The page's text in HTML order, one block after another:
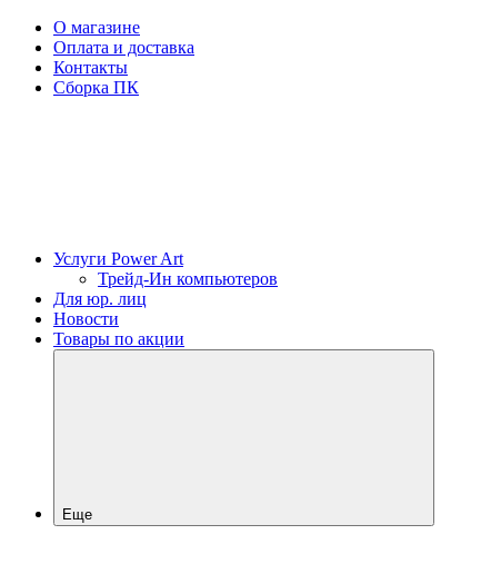
О магазине
Оплата и доставка
Контакты
Сборка ПК
Услуги Power Art
Трейд-Ин компьютеров
Для юр. лиц
Новости
Товары по акции
Еще